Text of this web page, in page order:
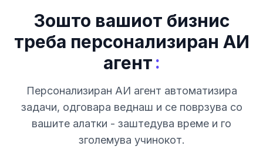
Зошто вашиот бизнис
треба персонализиран АИ
агент:
Персонализиран АИ агент автоматизира
задачи, одговара веднаш и се поврзува со
вашите алатки - заштедува време и го
зголемува учинокот.